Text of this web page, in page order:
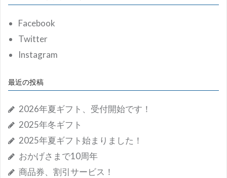
シ
ョ
ン
Facebook
Twitter
Instagram
最近の投稿
2026年夏ギフト、受付開始です！
2025年冬ギフト
2025年夏ギフト始まりました！
おかげさまで10周年
商品券、割引サービス！